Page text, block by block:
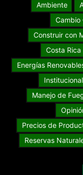
Ambiente
Cambio
Construir con
Costa Rica
Energías
Manejo de
Precios de
Reservas